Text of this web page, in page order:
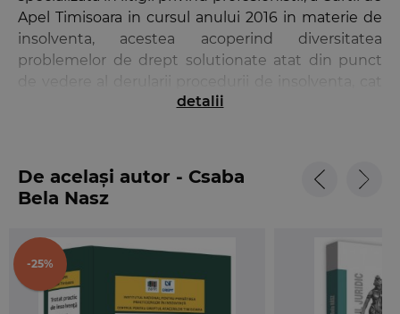
Apel Timisoara in cursul anului 2016 in materie de
insolventa, acestea acoperind diversitatea
problemelor de drept solutionate atat din punct
si al obligatiilor si raspunderii participantilor la
Lucrarea este organizata dupa principalele etape
de derulare a procedurii de executare colectiva,
respectiv: deschiderea procedurii, participantii la
si falimentul, inclusiv lichidarea activelor
debitorului si distribuirea sumelor obtinute,
inchiderea procedurii insolventei si antrenarea
detalii
De același autor - Csaba
Bela Nasz
-25%